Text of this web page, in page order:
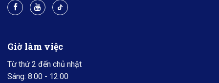
Giờ làm việc
Từ thứ 2 đến chủ nhật
Sáng: 8:00 - 12:00